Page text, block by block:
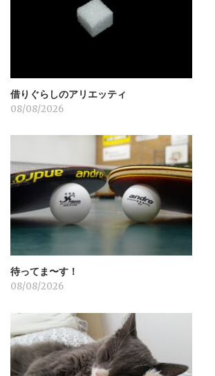
借りぐらしのアリエッティ
08/08/2026
待ってま〜す！
08/08/2026